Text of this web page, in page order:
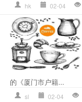
hk 02-04
的《厦门市户籍...
sl 02-04